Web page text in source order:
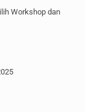
Workshop dan